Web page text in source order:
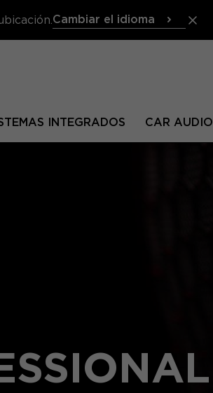
Cambiar el idioma
INTEGRADOS CAR AUDIO